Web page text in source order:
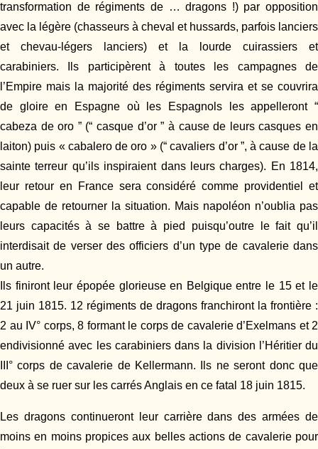
transformation de régiments de … dragons !) par opposition
avec la légère (chasseurs à cheval et hussards, parfois lanciers
et chevau-légers lanciers) et la lourde cuirassiers et
carabiniers. Ils participèrent à toutes les campagnes de
l’Empire mais la majorité des régiments servira et se couvrira
de gloire en Espagne où les Espagnols les appelleront “
cabeza de oro ” (“ casque d’or ” à cause de leurs casques en
laiton) puis « cabalero de oro » (“ cavaliers d’or ”, à cause de la
sainte terreur qu’ils inspiraient dans leurs charges). En 1814,
leur retour en France sera considéré comme providentiel et
capable de retourner la situation. Mais napoléon n’oublia pas
leurs capacités à se battre à pied puisqu’outre le fait qu’il
interdisait de verser des officiers d’un type de cavalerie dans
un autre.
Ils finiront leur épopée glorieuse en Belgique entre le 15 et le
21 juin 1815. 12 régiments de dragons franchiront la frontière :
2 au IV° corps, 8 formant le corps de cavalerie d’Exelmans et 2
endivisionné avec les carabiniers dans la division l’Héritier du
III° corps de cavalerie de Kellermann. Ils ne seront donc que
deux à se ruer sur les carrés Anglais en ce fatal 18 juin 1815.
Les dragons continueront leur carrière dans des armées de
moins en moins propices aux belles actions de cavalerie pour